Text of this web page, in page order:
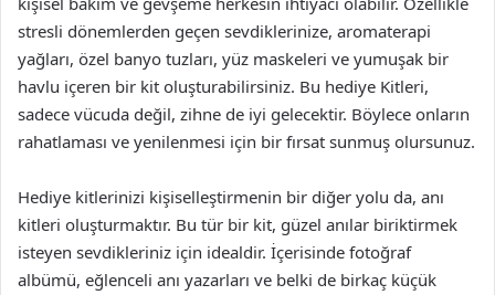
stresli dönemlerden geçen sevdiklerinize, aromaterapi
yağları, özel banyo tuzları, yüz maskeleri ve yumuşak bir
havlu içeren bir kit oluşturabilirsiniz. Bu hediye Kitleri,
sadece vücuda değil, zihne de iyi gelecektir. Böylece onların
rahatlaması ve yenilenmesi için bir fırsat sunmuş olursunuz.
Hediye kitlerinizi kişiselleştirmenin bir diğer yolu da, anı
kitleri oluşturmaktır. Bu tür bir kit, güzel anılar biriktirmek
isteyen sevdikleriniz için idealdir. İçerisinde fotoğraf
albümü, eğlenceli anı yazarları ve belki de birkaç küçük